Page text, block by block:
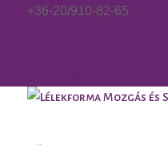
+36-20/910-82-65